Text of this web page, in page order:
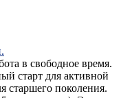
в свободное время.
старт для активной
старшего поколения.